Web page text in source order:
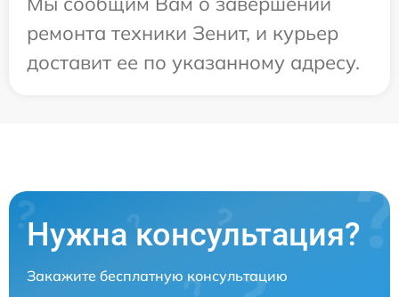
ремонта техники Зенит, и курьер
доставит ее по указанному адресу.
Нужна консультация?
Закажите бесплатную консультацию